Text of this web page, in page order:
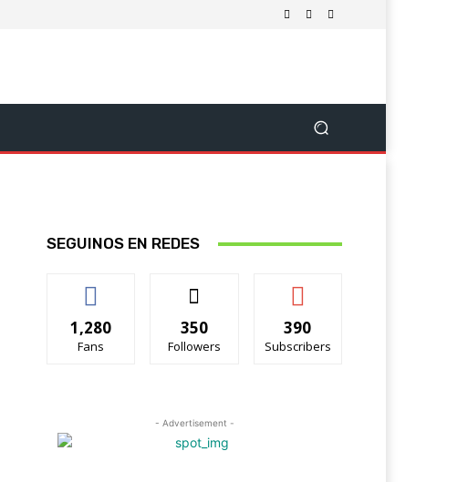
SEGUINOS EN REDES
1,280
Fans
350
Followers
390
Subscribers
- Advertisement -